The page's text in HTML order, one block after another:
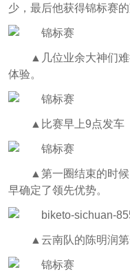
少，最后他获得锦标赛的
▲ 几位业余大神们
体验。
▲ 比赛早上9点发车
▲ 第一圈结束的时
早确定了领先优势。
▲ 云南队的陈明润